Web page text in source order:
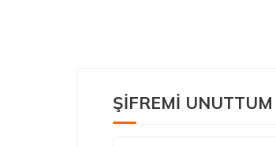
ŞIFREMI UNUTTUM